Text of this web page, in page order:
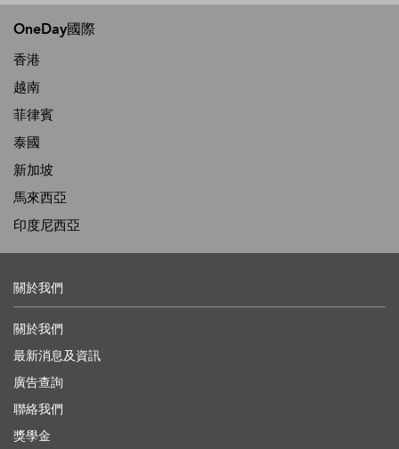
OneDay國際
香港
越南
菲律賓
泰國
新加坡
馬來西亞
印度尼西亞
關於我們
關於我們
最新消息及資訊
廣告查詢
聯絡我們
獎學金